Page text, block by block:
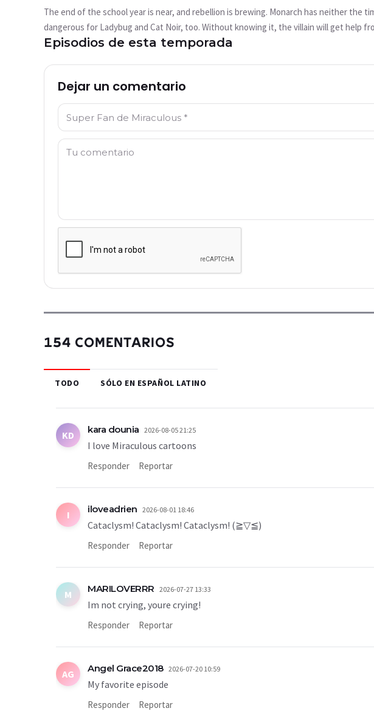
This video is not available currently
Intentar de nuevo
The end of the school year is near, and rebellion is brewing. Monarch has neither
dangerous for Ladybug and Cat Noir, too. Without knowing it, the villain will get help
know that Adrien does not dare to tell her a dreadful secret that could jeopardize their
Episodios de esta temporada
Dejar un comentario
Nombre: *
Comentario: *
154 COMENTARIOS
TODO SÓLO EN ESPAÑOL LATINO
KD kara dounia 2026-08-05 21:25
I love Miraculous cartoons
Responder Reportar
I iloveadrien 2026-08-01 18:46
Cataclysm! Cataclysm! Cataclysm! (⁠≧⁠▽⁠≦⁠)
Responder Reportar
M MARILOVERRR 2026-07-27 13:33
Im not crying, youre crying!
Responder Reportar
AG Angel Grace2018 2026-07-20 10:59
My favorite episode
Responder Reportar